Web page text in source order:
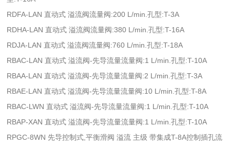
RDFA-LAN 直动式 溢流阀流量阀:200 L/min.孔型:T-3A
RDHA-LAN 直动式 溢流阀流量阀:380 L/min.孔型:T-16A
RDJA-LAN 直动式 溢流阀流量阀:760 L/min.孔型:T-18A
RBAC-LAN 直动式 溢流阀-先导流量流量阀:1 L/min.孔型:T-10A
RBAA-LAN 直动式 溢流阀-先导流量流量阀:2 L/min.孔型:T-3A
RBAE-LAN 直动式 溢流阀-先导流量流量阀:10 L/min.孔型:T-8A
RBAC-LWN 直动式 溢流阀-先导流量流量阀:1 L/min.孔型:T-10A
RBAP-XAN 直动式 溢流阀-先导流量流量阀:1 L/min.孔型:T-10A
RPGC-8WN 先导控制式,平衡滑阀 溢流 主级 带集成T-8A控制插孔流